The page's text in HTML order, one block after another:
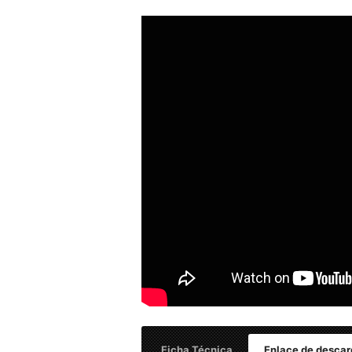
Ficha Técnica Enlace de